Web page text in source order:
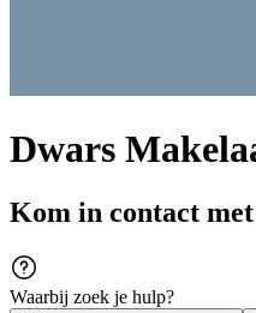
Dwars
Kom in contact
Waarbij zoek je hulp?